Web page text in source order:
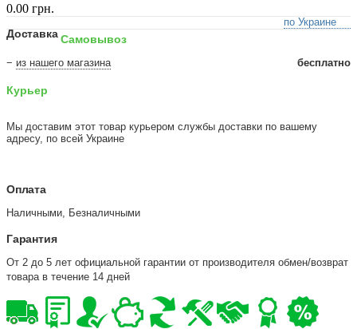
0.00 грн.
Доставка
по Украине
Самовывоз
− из нашего магазина бесплатно
Курьер
Мы доставим этот товар курьером службы доставки по вашему
адресу, по всей Украине
Оплата
Наличными, Безналичными
Гарантия
От 2 до 5 лет официальной гарантии от производителя обмен/возврат
товара в течение 14 дней